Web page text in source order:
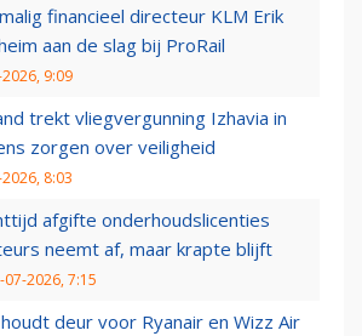
financieel directeur KLM Erik
aan de slag bij ProRail
9:09
trekt vliegvergunning Izhavia in
zorgen over veiligheid
8:03
afgifte onderhoudslicenties
neemt af, maar krapte blijft
07-2026, 7:15
houdt deur voor Ryanair en Wizz Air